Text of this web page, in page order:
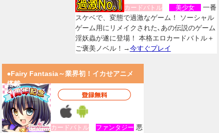
カードバトル 美少女
一番
スケベで、変態で過激なゲーム！ ソーシャル
ゲーム用にリメイクされた､あの伝説のゲーム
淫妖蟲が遂に登場！ 本格エロカードバトル＋
ご褒美ノベル！→今すぐプレイ
●Fairy Fantasia～業界初！イカせアニメ
搭載
カードバトル ファンタジー 悪